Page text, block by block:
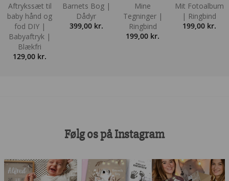
Aftrykssæt til
baby hånd og
fod DIY |
Babyaftryk |
Blækfri
129,00 kr.
Barnets Bog |
Dådyr
399,00 kr.
Mine
Tegninger |
Ringbind
199,00 kr.
Mit Fotoalbum
| Ringbind
199,00 kr.
Følg os på Instagram